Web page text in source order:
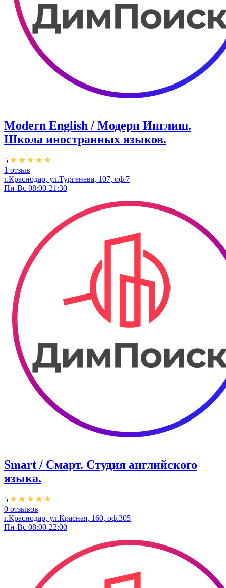
Modern English / Модерн Инглиш.
Школа иностранных языков.
5
1 отзыв
г.Краснодар, ул.Тургенева, 107, оф.7
Пн-Вс 08:00-21:30
Smart / Смарт. Студия английского
языка.
5
0 отзывов
г.Краснодар, ул.Красная, 160, оф.305
Пн-Вс 08:00-22:00